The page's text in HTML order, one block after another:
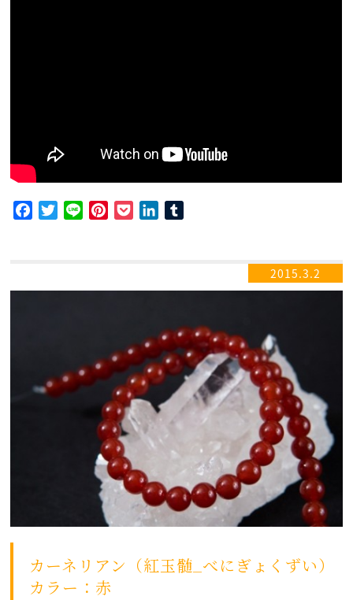
FacebookTwitterLine PinterestPocketLinkedIn
2015.3.2
カーネリアン（紅玉髄_べにぎょくずい）
カラー：赤